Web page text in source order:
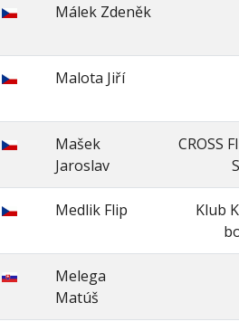
Málek Zdeněk
Malota Jiří
Mašek
Jaroslav
CROSS
Medlik Flip
Klub
Melega
Matúš